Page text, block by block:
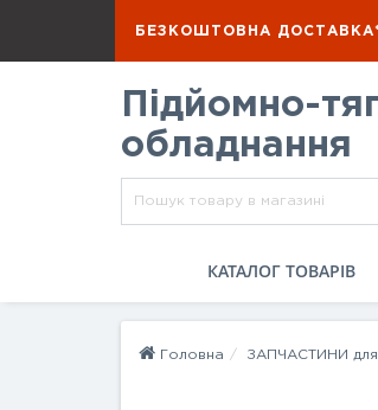
БЕЗКОШТОВНА
Підйомно-
обладнання
КАТАЛОГ ТОВАРІВ
Головна ЗАПЧАСТИНИ для